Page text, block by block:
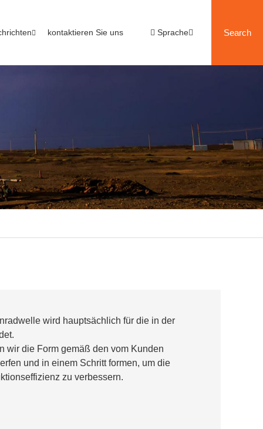
kontaktieren Sie uns Sprache Search
wird hauptsächlich für die in der
wir die Form gemäß den vom Kunden
und in einem Schritt formen, um die
zu verbessern.